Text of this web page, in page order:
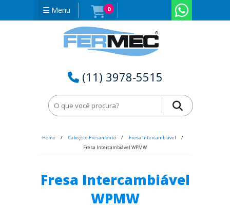
Menu 0
(11) 3978-5515
Home Cabeçote Fresamento
Fresa Intercambiável
Fresa Intercambiável WPMW
Fresa Intercambiável
WPMW